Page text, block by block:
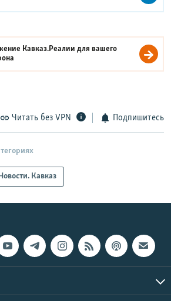
Кавказ.Реалии для вашего
Читать без VPN Подпишитесь
Новости. Кавказ